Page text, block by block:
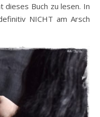
dieses Buch zu lesen. In
NICHT am Arsch